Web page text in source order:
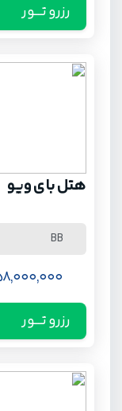
رزرو تـــور
هتل بای ویو
BB
رزرو تـــور